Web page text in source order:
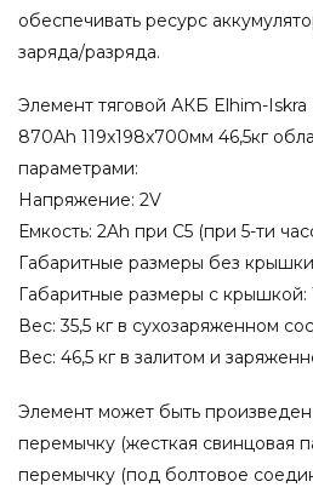
обеспечивать ресурс
заряда/разряда.
Элемент тяговой АКБ Elhim-Iskra
870Ah 119x198x700мм 46,5кг
параметрами:
Напряжение: 2V
Емкость: 2Ah при С5 (при 5-ти
Габаритные размеры без
Габаритные размеры с крышкой:
Вес: 35,5 кг в сухозаряженном
Вес: 46,5 кг в залитом и
Элемент может быть
перемычку (жесткая свинцовая
перемычку (под болтовое